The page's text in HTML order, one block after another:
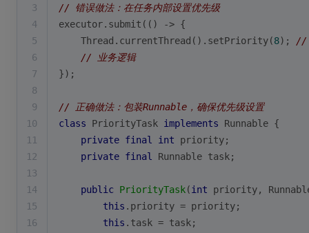
3
// 错误做法：在任务内部设置优先级
4
executor.submit(() -> {
5
    Thread.currentThread().setPriority(
8); //
6
// 业务逻辑
7
});
8
9
// 正确做法：包装Runnable，确保优先级设置
10
class PriorityTask implements Runnable {
11
private final int priority;
12
private final
Runnable task;
13
14
public PriorityTask(int priority,
15
this .priority = priority;
16
this .task = task;